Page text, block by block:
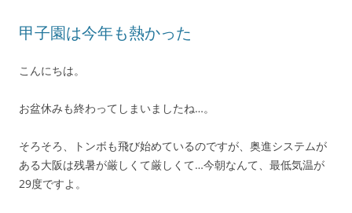
甲子園は今年も熱かった
こんにちは。
お盆休みも終わってしまいましたね…。
そろそろ、トンボも飛び始めているのですが、奥進システムが
ある大阪は残暑が厳しくて厳しくて…今朝なんて、最低気温が
29度ですよ。